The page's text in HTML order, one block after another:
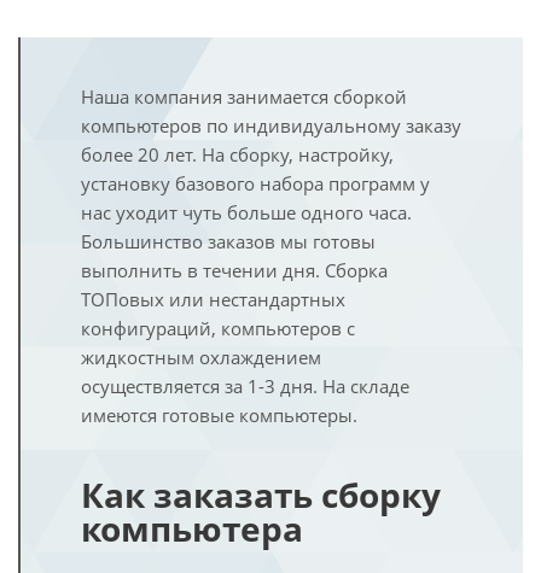
Наша компания занимается сборкой
компьютеров по индивидуальному заказу
более 20 лет. На сборку, настройку,
установку базового набора программ у
нас уходит чуть больше одного часа.
Большинство заказов мы готовы
выполнить в течении дня. Сборка
ТОПовых или нестандартных
конфигураций, компьютеров с
жидкостным охлаждением
осуществляется за 1-3 дня. На складе
имеются готовые компьютеры.
Как заказать сборку
компьютера